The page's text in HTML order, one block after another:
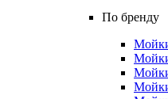
По бренду